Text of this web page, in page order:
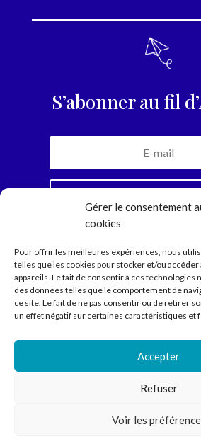
Gérer le consentement
cookies
Pour offrir les meilleures expériences, nous
telles que les cookies pour stocker et/ou
appareils. Le fait de consentir à ces
des données telles que le comportement de
ce site. Le fait de ne pas consentir ou de retirer
un effet négatif sur certaines caractéristiques et
Accepter
Refuser
Voir les
S’abonner au fil
mensuelle et jamais plus.
Compagnie
Spectacles
Ecritures
Médiation
Agenda
Contact
Compagnie Ariadne © 2022 //